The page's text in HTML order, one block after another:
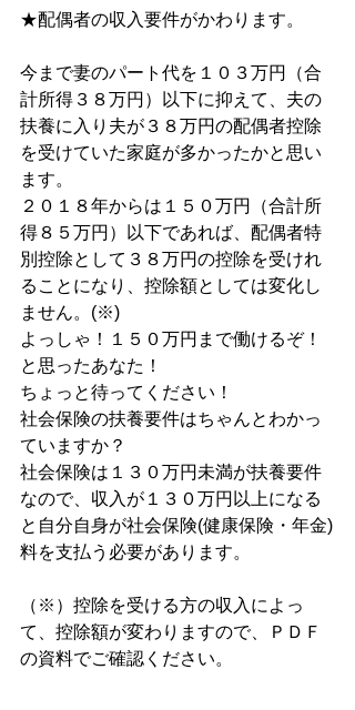
★配偶者の収入要件がかわります。
今まで妻のパート代を１０３万円（合
計所得３８万円）以下に抑えて、夫の
扶養に入り夫が３８万円の配偶者控除
を受けていた家庭が多かったかと思い
ます。
２０１８年からは１５０万円（合計所
得８５万円）以下であれば、配偶者特
別控除として３８万円の控除を受けれ
ることになり、控除額としては変化し
ません。(※)
よっしゃ！１５０万円まで働けるぞ！
と思ったあなた！
ちょっと待ってください！
社会保険の扶養要件はちゃんとわかっ
ていますか？
社会保険は１３０万円未満が扶養要件
なので、収入が１３０万円以上になる
と自分自身が社会保険(健康保険・年金)
料を支払う必要があります。
（※）控除を受ける方の収入によっ
て、控除額が変わりますので、ＰＤＦ
の資料でご確認ください。